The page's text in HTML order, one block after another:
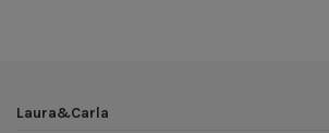
Laura&Carla